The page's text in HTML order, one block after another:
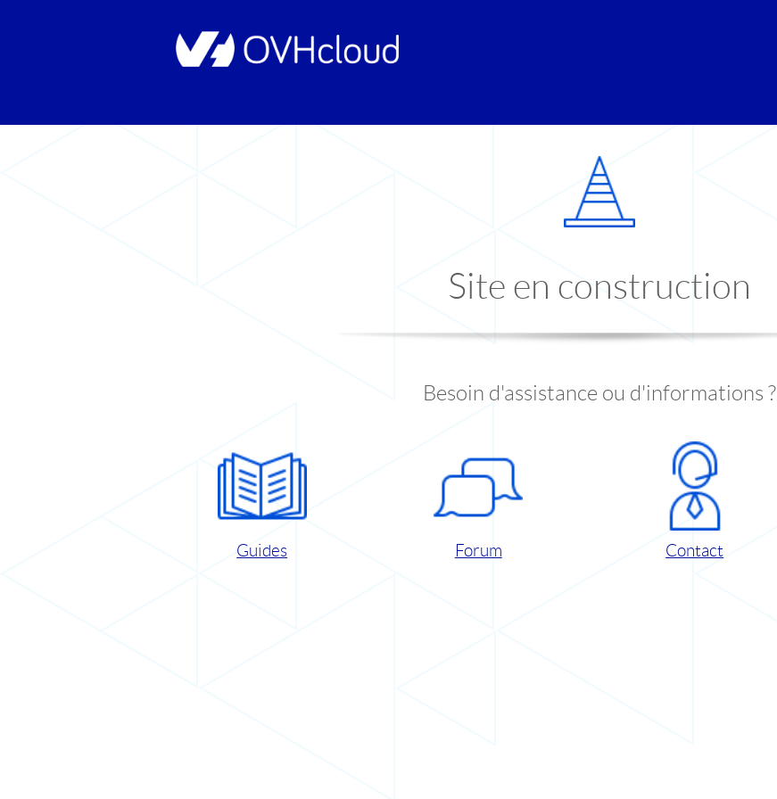
Site en construction
Besoin d'assistance ou d'informations ?
Guides Forum Contact